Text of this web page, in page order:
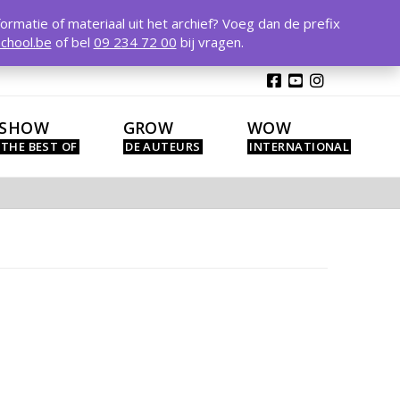
GROW WOW
of materiaal uit het archief? Voeg dan de prefix
of bel 09 234 72 00 bij vragen.